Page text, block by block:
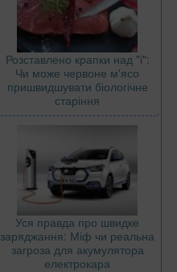
Розставлено крапки над "і":
Чи може червоне м'ясо
пришвидшувати біологічне
старіння
Уся правда про швидке
заряджання: Міф чи реальна
загроза для акумулятора
електрокара